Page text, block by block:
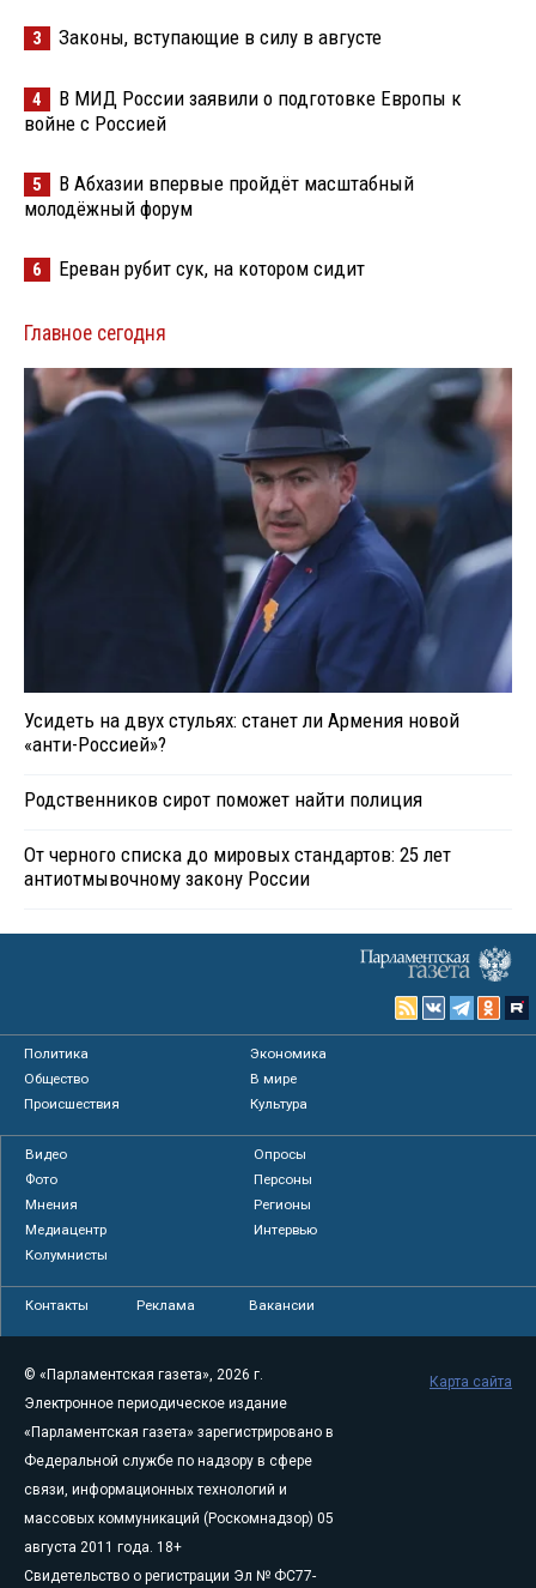
3 Законы, вступающие в силу в августе
4
В МИД России заявили о подготовке Европы к
войне с Россией
5
В Абхазии впервые пройдёт масштабный
молодёжный форум
6 Ереван рубит сук, на котором сидит
Главное сегодня
Усидеть на двух стульях: станет ли Армения новой
«анти-Россией»?
Родственников сирот поможет найти полиция
От черного списка до мировых стандартов: 25 лет
антиотмывочному закону России
Политика
Экономика
Общество
В мире
Происшествия
Культура
Видео
Опросы
Фото
Персоны
Мнения
Регионы
Медиацентр
Интервью
Колумнисты
Контакты Реклама Вакансии
© «Парламентская газета», 2026 г.
Электронное периодическое издание
«Парламентская газета» зарегистрировано в
Федеральной службе по надзору в сфере
связи, информационных технологий и
массовых коммуникаций (Роскомнадзор) 05
августа 2011 года. 18+
Свидетельство о регистрации Эл № ФС77-
Карта сайта